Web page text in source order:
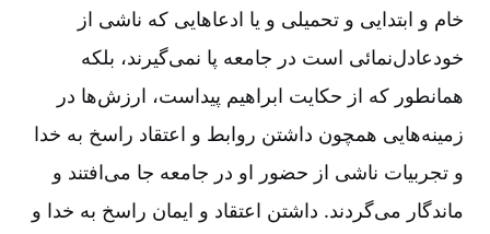
خام و ابتدایی و تحمیلی و یا ادعاهایی که ناشی از
خودعادل‌‌نمائی است در جامعه پا نمی‌گیرند، بلکه
همانطور که از حکایت ابراهیم پیداست، ارزش‌ها در
زمینه‌هایی همچون داشتن روابط و اعتقاد راسخ به خدا
و تجربیات ناشی از حضور او در جامعه جا می‌افتند و
ماندگار می‌گردند. داشتن اعتقاد و ایمان راسخ به خدا و